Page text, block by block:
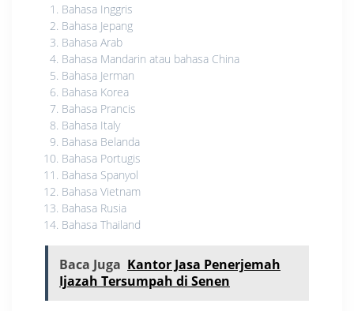
Bahasa Inggris
Bahasa Jepang
Bahasa Arab
Bahasa Mandarin atau bahasa China
Bahasa Jerman
Bahasa Korea
Bahasa Prancis
Bahasa Italy
Bahasa Belanda
Bahasa Portugis
Bahasa Spanyol
Bahasa Vietnam
Bahasa Rusia
Bahasa Thailand
Baca Juga Kantor Jasa Penerjemah
Ijazah Tersumpah di Senen